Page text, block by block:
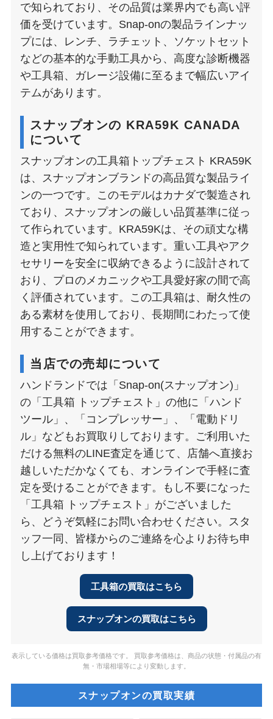
で知られており、その品質は業界内でも高い評
価を受けています。Snap-onの製品ラインナッ
プには、レンチ、ラチェット、ソケットセット
などの基本的な手動工具から、高度な診断機器
や工具箱、ガレージ設備に至るまで幅広いアイ
テムがあります。
スナップオンの KRA59K CANADA
について
スナップオンの工具箱トップチェスト KRA59K
は、スナップオンブランドの高品質な製品ライ
ンの一つです。このモデルはカナダで製造され
ており、スナップオンの厳しい品質基準に従っ
て作られています。KRA59Kは、その頑丈な構
造と実用性で知られています。重い工具やアク
セサリーを安全に収納できるように設計されて
おり、プロのメカニックや工具愛好家の間で高
く評価されています。この工具箱は、耐久性の
ある素材を使用しており、長期間にわたって使
用することができます。
当店での売却について
ハンドランドでは「Snap-on(スナップオン)」
の「工具箱 トップチェスト」の他に「ハンド
ツール」、「コンプレッサー」、「電動ドリ
ル」などもお買取りしております。ご利用いた
だける無料のLINE査定を通じて、店舗へ直接お
越しいただかなくても、オンラインで手軽に査
定を受けることができます。もし不要になった
「工具箱 トップチェスト」がございました
ら、どうぞ気軽にお問い合わせください。スタ
ッフ一同、皆様からのご連絡を心よりお待ち申
し上げております！
工具箱の買取はこちら
スナップオンの買取はこちら
表示している価格は買取参考価格です。 買取参考価格は、商品の状態・付属品の有
無・市場相場等により変動します。
スナップオンの買取実績